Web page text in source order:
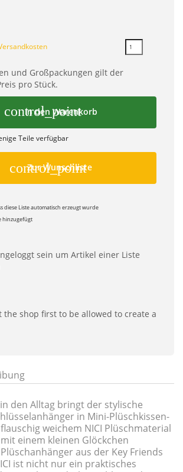
und Großpackungen gilt der
pro Stück.
control_point
In den Warenkorb
Teile verfügbar
control_point
Zur Wunschliste
diese Liste automatisch erzeugt wurde
hinzugefügt
sein um Artikel einer Liste
the shop first to be allowed to create a
den Alltag bringt der stylische
in Mini-Plüschkissen-
weichem NICI Plüschmaterial
einem kleinen Glöckchen
aus der Key Friends
ist nicht nur ein praktisches